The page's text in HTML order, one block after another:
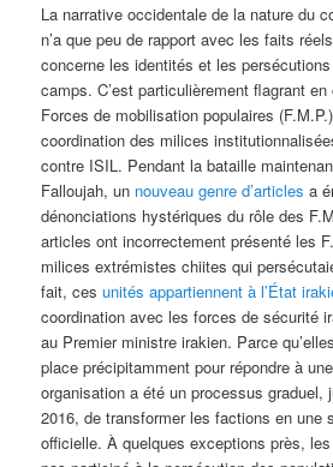
La narrative occidentale de la nature du
n’a que peu de rapport avec les faits
concerne les identités et les
camps. C’est particulièrement flagrant
Forces de mobilisation populaires
coordination des milices
contre ISIL. Pendant la bataille
Falloujah, un nouveau genre d’articles a
dénonciations hystériques du rôle des
articles ont incorrectement présenté les
milices extrémistes chiites qui
fait, cesunités appartiennent à l’État
coordination avec les forces de sécurité
au Premier ministre irakien. Parce
place précipitamment pour répondre à
organisation a été un processus graduel,
2016, de transformer les factions en une
officielle. À quelques exceptions près,